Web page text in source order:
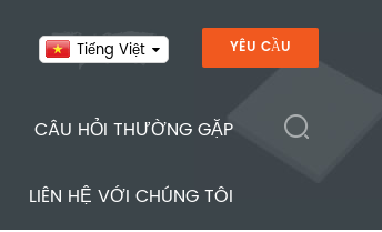
YÊU CẦU
Tiếng Việt
CÂU HỎI THƯỜNG GẶP
LIÊN HỆ VỚI CHÚNG TÔI